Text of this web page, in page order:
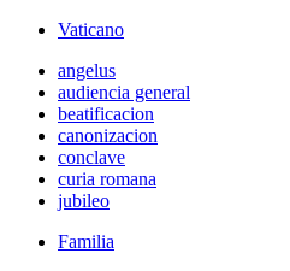
Vaticano
angelus
audiencia general
beatificacion
canonizacion
conclave
curia romana
jubileo
Familia